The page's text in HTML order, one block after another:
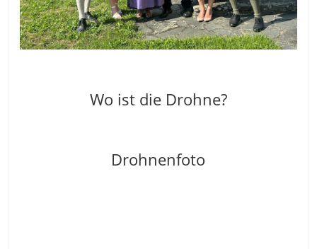
Wo ist die Drohne?
Drohnenfoto